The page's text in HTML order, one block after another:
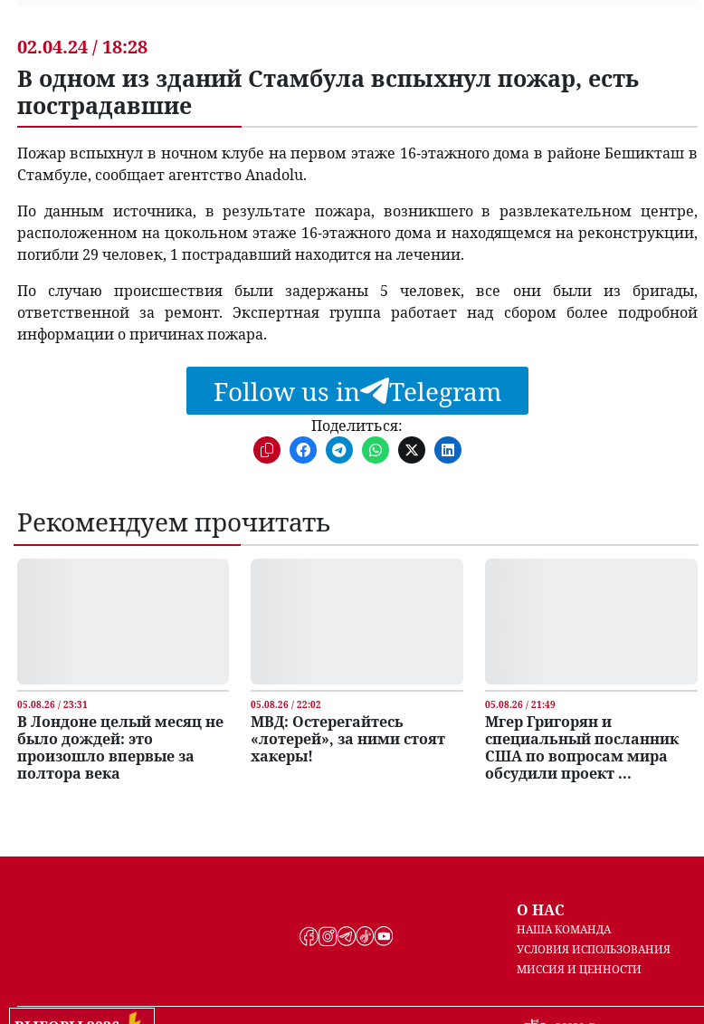
02.04.24 / 18:28
В одном из зданий Стамбула вспыхнул пожар, есть
пострадавшие
Пожар вспыхнул в ночном клубе на первом этаже 16-этажного дома в районе Бешикташ в
Стамбуле, сообщает агентство Anadolu.
По данным источника, в результате пожара, возникшего в развлекательном центре,
расположенном на цокольном этаже 16-этажного дома и находящемся на реконструкции,
погибли 29 человек, 1 пострадавший находится на лечении.
По случаю происшествия были задержаны 5 человек, все они были из бригады,
ответственной за ремонт. Экспертная группа работает над сбором более подробной
информации о причинах пожара.
Follow us in Telegram
Поделиться:
Рекомендуем прочитать
05.08.26 / 23:31
В Лондоне целый месяц не
было дождей: это
произошло впервые за
полтора века
05.08.26 / 22:02
МВД: Остерегайтесь
«лотерей», за ними стоят
хакеры!
05.08.26 / 21:49
Мгер Григорян и
специальный посланник
США по вопросам мира
обсудили проект ...
О НАС
НАША КОМАНДА
УСЛОВИЯ ИСПОЛЬЗОВАНИЯ
МИССИЯ И ЦЕННОСТИ